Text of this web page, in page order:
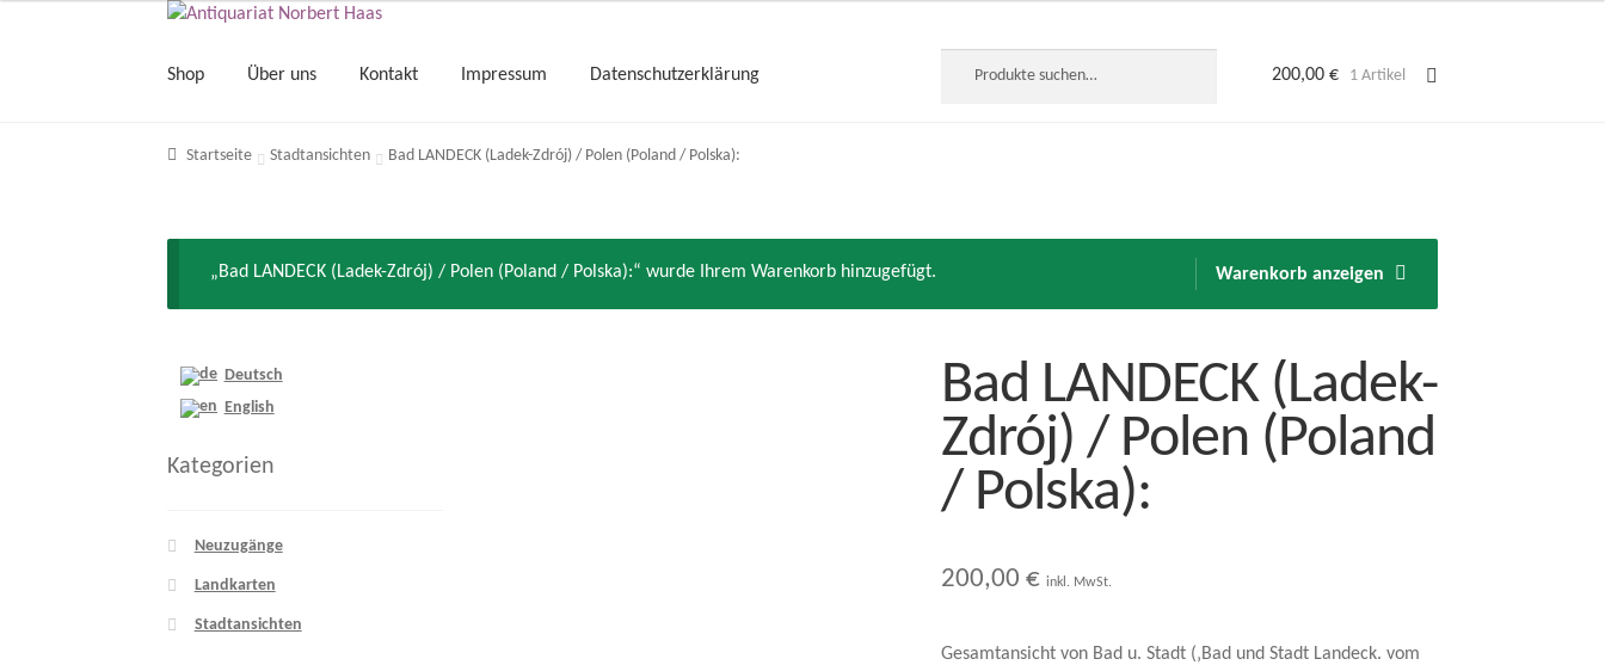
Shop Über uns Kontakt Impressum Datenschutzerklärung 200,00€ 1 Artikel
Startseite Stadtansichten Bad LANDECK (Ladek-Zdrój) / Polen (Poland / Polska):
Warenkorb anzeigen
„Bad LANDECK (Ladek-Zdrój) / Polen (Poland / Polska):“ wurde Ihrem Warenkorb hinzugefügt.
Bad LANDECK (Ladek-
Zdrój) / Polen (Poland
/ Polska):
200,00 € inkl. MwSt.
Gesamtansicht von Bad u. Stadt (‚Bad und Stadt Landeck. vom
Deutsch
English
Kategorien
Neuzugänge
Landkarten
Stadtansichten